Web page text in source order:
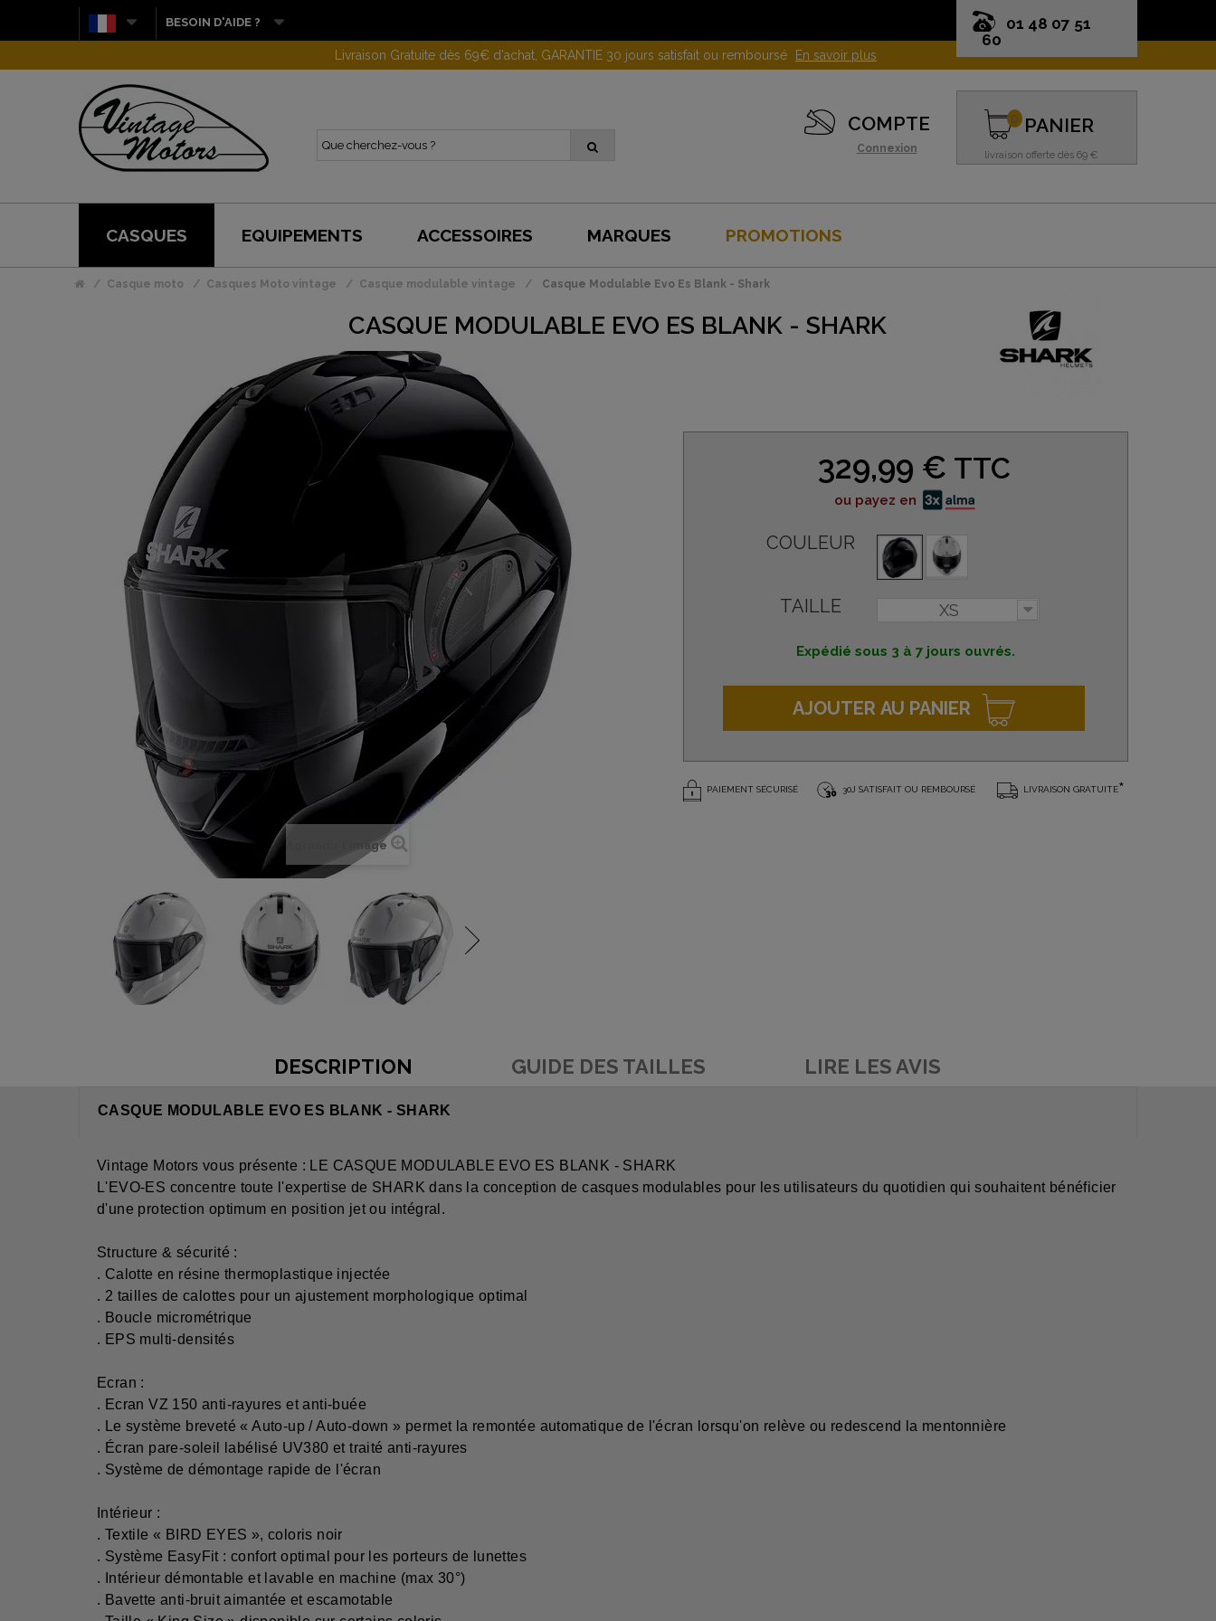
01 48 07 51
60
BESOIN D'AIDE ?
Gagnez 10 euros en parrainant un proche ! En savoir plus
COMPTE
Connexion
PANIER
livraison offerte dès 69 €
0
CASQUES EQUIPEMENTS ACCESSOIRES MARQUES PROMOTIONS
Casque moto Casques Moto vintage Casque modulable vintage Casque Modulable Evo Es Blank - Shark
CASQUE MODULABLE EVO ES BLANK - SHARK
Agrandir l'image
329,99 € TTC
ou payez en
COULEUR
TAILLE XS
Expédié sous 3 à 7 jours ouvrés.
AJOUTER AU PANIER
PAIEMENT SÉCURISÉ 30J SATISFAIT OU REMBOURSÉ LIVRAISON GRATUITE*
DESCRIPTION GUIDE DES TAILLES LIRE LES AVIS
CASQUE MODULABLE EVO ES BLANK - SHARK
Vintage Motors vous présente : LE CASQUE MODULABLE EVO ES BLANK - SHARK
L'EVO-ES concentre toute l'expertise de SHARK dans la conception de casques modulables pour les utilisateurs du quotidien qui souhaitent bénéficier
d'une protection optimum en position jet ou intégral.
Structure & sécurité :
. Calotte en résine thermoplastique injectée
. 2 tailles de calottes pour un ajustement morphologique optimal
. Boucle micrométrique
. EPS multi-densités
Ecran :
. Ecran VZ 150 anti-rayures et anti-buée
. Le système breveté « Auto-up / Auto-down » permet la remontée automatique de l'écran lorsqu'on relève ou redescend la mentonnière
. Écran pare-soleil labélisé UV380 et traité anti-rayures
. Système de démontage rapide de l'écran
Intérieur :
. Textile « BIRD EYES », coloris noir
. Système EasyFit : confort optimal pour les porteurs de lunettes
. Intérieur démontable et lavable en machine (max 30°)
. Bavette anti-bruit aimantée et escamotable